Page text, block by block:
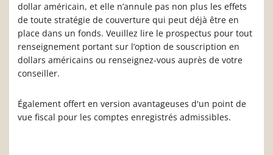
dollar américain, et elle n’annule pas non plus les effets
de toute stratégie de couverture qui peut déjà être en
place dans un fonds. Veuillez lire le prospectus pour tout
renseignement portant sur l’option de souscription en
dollars américains ou renseignez-vous auprès de votre
conseiller.
Également offert en version avantageuses d'un point de
vue fiscal pour les comptes enregistrés admissibles.